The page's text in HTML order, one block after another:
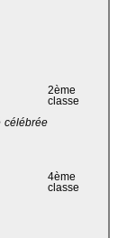
2ème
classe
célébrée
4ème
classe